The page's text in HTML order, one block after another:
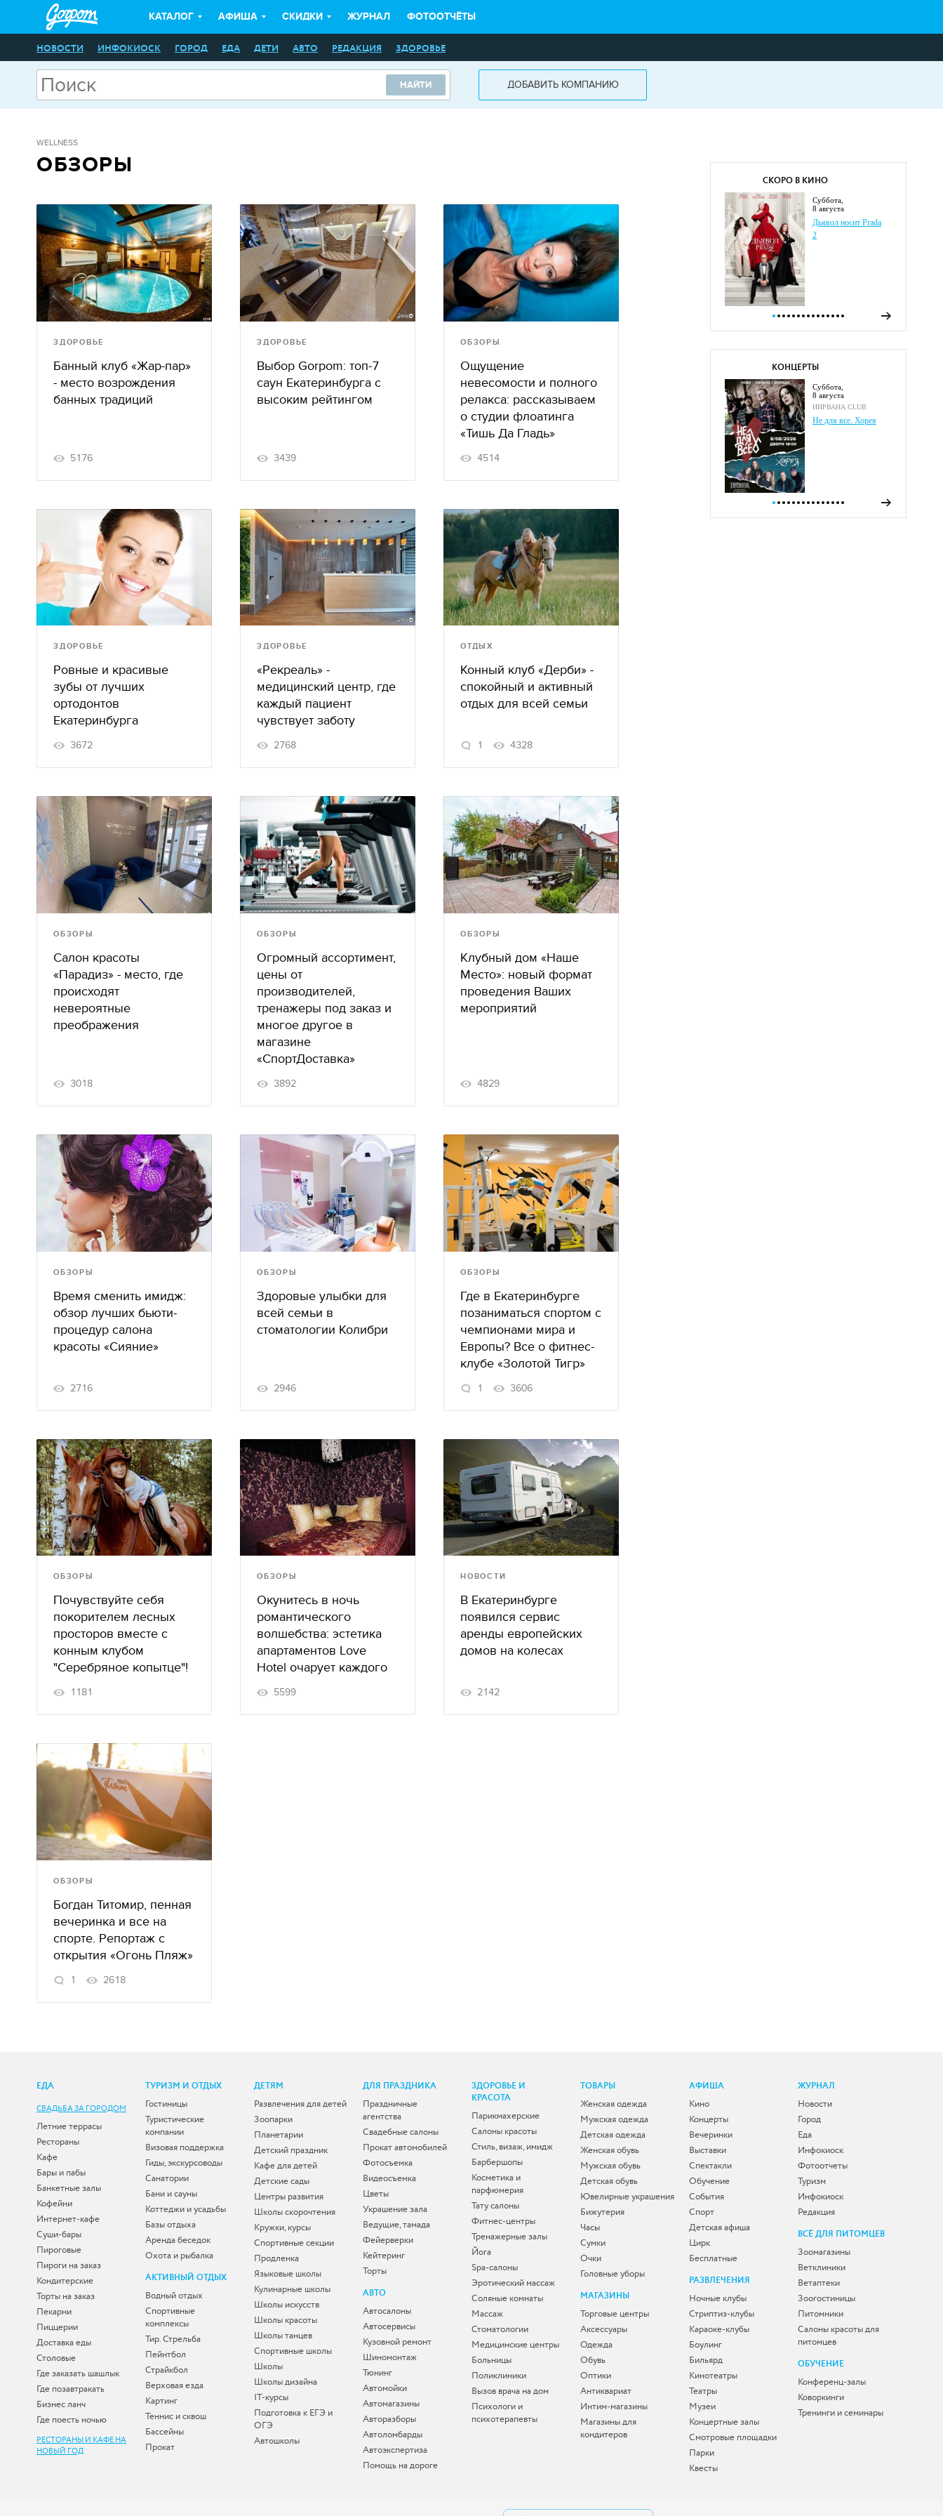
КАТАЛОГ АФИША СКИДКИ ЖУРНАЛ ФОТООТЧЁТЫ
НОВОСТИ ИНФОКИОСК ГОРОД ЕДА ДЕТИ АВТО РЕДАКЦИЯ ЗДОРОВЬЕ
НАЙТИ ДОБАВИТЬ КОМПАНИЮ
WELLNESS
ОБЗОРЫ
ЗДОРОВЬЕ
Банный клуб «Жар-пар»
- место возрождения
банных традиций
5176
ЗДОРОВЬЕ
Выбор Gorpom: топ-7
саун Екатеринбурга с
высоким рейтингом
3439
ОБЗОРЫ
Ощущение
невесомости и полного
релакса: рассказываем
о студии флоатинга
«Тишь Да Гладь»
4514
ЗДОРОВЬЕ
Ровные и красивые
зубы от лучших
ортодонтов
Екатеринбурга
3672
ЗДОРОВЬЕ
«Рекреаль» -
медицинский центр, где
каждый пациент
чувствует заботу
2768
ОТДЫХ
Конный клуб «Дерби» -
спокойный и активный
отдых для всей семьи
1 4328
ОБЗОРЫ
Салон красоты
«Парадиз» - место, где
происходят
невероятные
преображения
3018
ОБЗОРЫ
Огромный ассортимент,
цены от
производителей,
тренажеры под заказ и
многое другое в
магазине
«СпортДоставка»
3892
ОБЗОРЫ
Клубный дом «Наше
Место»: новый формат
проведения Ваших
мероприятий
4829
ОБЗОРЫ
Время сменить имидж:
обзор лучших бьюти-
процедур салона
красоты «Сияние»
2716
ОБЗОРЫ
Здоровые улыбки для
всей семьи в
стоматологии Колибри
2946
ОБЗОРЫ
Где в Екатеринбурге
позаниматься спортом с
чемпионами мира и
Европы? Все о фитнес-
клубе «Золотой Тигр»
1 3606
ОБЗОРЫ
Почувствуйте себя
покорителем лесных
просторов вместе с
конным клубом
"Серебряное копытце"!
1181
ОБЗОРЫ
Окунитесь в ночь
романтического
волшебства: эстетика
апартаментов Love
Hotel очарует каждого
5599
НОВОСТИ
В Екатеринбурге
появился сервис
аренды европейских
домов на колесах
2142
ОБЗОРЫ
Богдан Титомир, пенная
вечеринка и все на
спорте. Репортаж с
открытия «Огонь Пляж»
1 2618
СКОРО В КИНО
суббота,
8 августа
Дьявол носит Prada
2
КОНЦЕРТЫ
суббота,
8 августа
НИРВАНА CLUB
Не для все. Хорея
ЕДА
СВАДЬБА ЗА ГОРОДОМ
Летние террасы
Рестораны
Кафе
Бары и пабы
Банкетные залы
Кофейни
Интернет-кафе
Суши-бары
Пироговые
Пироги на заказ
Кондитерские
Торты на заказ
Пекарни
Пиццерии
Доставка еды
Столовые
Где заказать шашлык
Где позавтракать
Бизнес ланч
Где поесть ночью
РЕСТОРАНЫ И КАФЕ НА
НОВЫЙ ГОД
ТУРИЗМ И ОТДЫХ
Гостиницы
Туристические
компании
Визовая поддержка
Гиды, экскурсоводы
Санатории
Бани и сауны
Коттеджи и усадьбы
Базы отдыха
Аренда беседок
Охота и рыбалка
АКТИВНЫЙ ОТДЫХ
Водный отдых
Спортивные
комплексы
Тир. Стрельба
Пейнтбол
Страйкбол
Верховая езда
Картинг
Теннис и сквош
Бассейны
Прокат
ДЕТЯМ
Развлечения для детей
Зоопарки
Планетарии
Детский праздник
Кафе для детей
Детские сады
Центры развития
Школы скорочтения
Кружки, курсы
Спортивные секции
Продленка
Языковые школы
Кулинарные школы
Школы искусств
Школы красоты
Школы танцев
Спортивные школы
Школы
Школы дизайна
IT-курсы
Подготовка к ЕГЭ и
ОГЭ
Автошколы
ДЛЯ ПРАЗДНИКА
Праздничные
агентства
Свадебные салоны
Прокат автомобилей
Фотосъемка
Видеосъемка
Цветы
Украшение зала
Ведущие, тамада
Фейерверки
Кейтеринг
Торты
АВТО
Автосалоны
Автосервисы
Кузовной ремонт
Шиномонтаж
Тюнинг
Автомойки
Автомагазины
Авторазборы
Автоломбарды
Автоэкспертиза
Помощь на дороге
ЗДОРОВЬЕ И
КРАСОТА
Парикмахерские
Салоны красоты
Стиль, визаж, имидж
Барбершопы
Косметика и
парфюмерия
Тату салоны
Фитнес-центры
Тренажерные залы
Йога
Spa-салоны
Эротический массаж
Соляные комнаты
Массаж
Стоматологии
Медицинские центры
Больницы
Поликлиники
Вызов врача на дом
Психологи и
психотерапевты
ТОВАРЫ
Женская одежда
Мужская одежда
Детская одежда
Женская обувь
Мужская обувь
Детская обувь
Ювелирные украшения
Бижутерия
Часы
Сумки
Очки
Головные уборы
МАГАЗИНЫ
Торговые центры
Аксессуары
Одежда
Обувь
Оптики
Антиквариат
Интим-магазины
Магазины для
кондитеров
АФИША
Кино
Концерты
Вечеринки
Выставки
Спектакли
Обучение
События
Спорт
Детская афиша
Цирк
Бесплатные
РАЗВЛЕЧЕНИЯ
Ночные клубы
Стриптиз-клубы
Караоке-клубы
Боулинг
Бильярд
Кинотеатры
Театры
Музеи
Концертные залы
Смотровые площадки
Парки
Квесты
ЖУРНАЛ
Новости
Город
Еда
Инфокиоск
Фотоотчеты
Туризм
Инфокиоск
Редакция
ВСЁ ДЛЯ ПИТОМЦЕВ
Зоомагазины
Ветклиники
Ветаптеки
Зоогостиницы
Питомники
Салоны красоты для
питомцев
ОБУЧЕНИЕ
Конференц-залы
Коворкинги
Тренинги и семинары